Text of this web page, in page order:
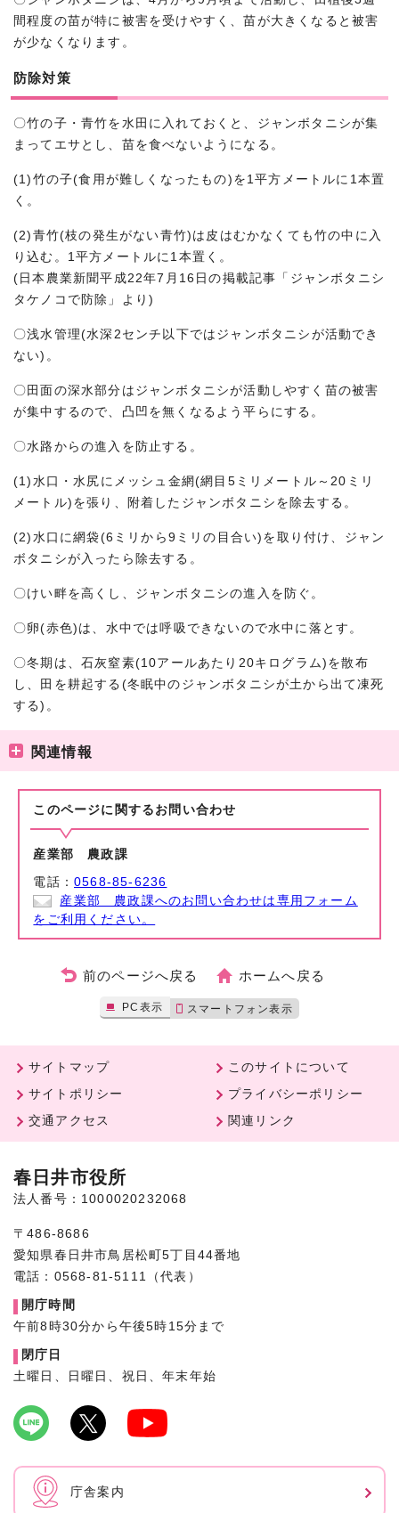
間程度の苗が特に被害を受けやすく、苗が大きくなると被害
が少なくなります。
防除対策
〇竹の子・青竹を水田に入れておくと、ジャンボタニシが集
まってエサとし、苗を食べないようになる。
(1)竹の子(食用が難しくなったもの)を1平方メートルに1本置
く。
(2)青竹(枝の発生がない青竹)は皮はむかなくても竹の中に入
り込む。1平方メートルに1本置く。
(日本農業新聞平成22年7月16日の掲載記事「ジャンボタニシ
タケノコで防除」より)
〇浅水管理(水深2センチ以下ではジャンボタニシが活動でき
ない)。
〇田面の深水部分はジャンボタニシが活動しやすく苗の被害
が集中するので、凸凹を無くなるよう平らにする。
〇水路からの進入を防止する。
(1)水口・水尻にメッシュ金網(網目5ミリメートル～20ミリ
メートル)を張り、附着したジャンボタニシを除去する。
(2)水口に網袋(6ミリから9ミリの目合い)を取り付け、ジャン
ボタニシが入ったら除去する。
〇けい畔を高くし、ジャンボタニシの進入を防ぐ。
〇卵(赤色)は、水中では呼吸できないので水中に落とす。
〇冬期は、石灰窒素(10アールあたり20キログラム)を散布
し、田を耕起する(冬眠中のジャンボタニシが土から出て凍死
する)。
関連情報
このページに関する お問い合わせ
産業部 農政課
電話：0568-85-6236
産業部 農政課へのお問い合わせは専用フォーム
をご利用ください。
前のページへ戻る ホームへ戻る
PC表示 スマートフォン表示
サイトマップ
このサイトについて
サイトポリシー
プライバシーポリシー
交通アクセス
関連リンク
春日井市役所
法人番号：1000020232068
〒486-8686
愛知県春日井市鳥居松町5丁目44番地
電話：0568-81-5111（代表）
開庁時間
午前8時30分から午後5時15分まで
閉庁日
土曜日、日曜日、祝日、年末年始
庁舎案内